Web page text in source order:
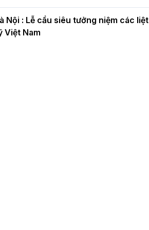
Nội : Lễ cầu siêu tưởng niệm các liệt
Việt Nam